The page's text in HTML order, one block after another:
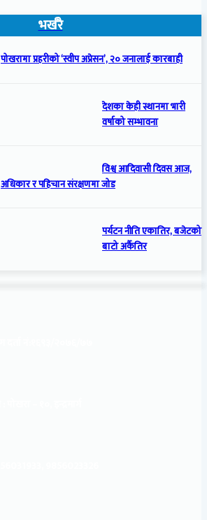
भर्खरै
पोखरामा प्रहरीको ‘स्वीप अप्रेसन’, २० जनालाई कारबाही
देशका केही स्थानमा भारी
वर्षाको सम्भावना
विश्व आदिवासी दिवस आज,
अधिकार र पहिचान संरक्षणमा जोड
पर्यटन नीति एकातिर, बजेटको
बाटो अर्कैतिर